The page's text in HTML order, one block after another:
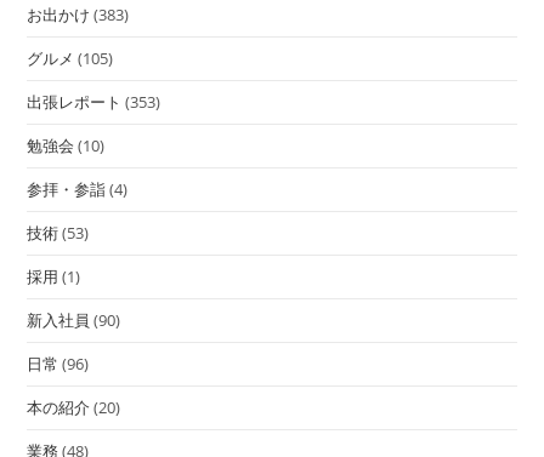
お出かけ (383)
グルメ (105)
出張レポート (353)
勉強会 (10)
参拝・参詣(4)
技術(53)
採用 (1)
新入社員 (90)
日常 (96)
本の紹介(20)
業務(48)